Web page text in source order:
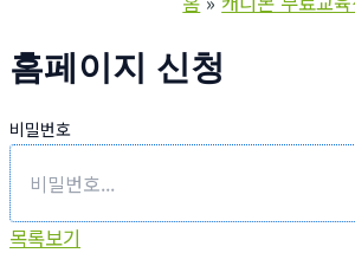
홈페이지 신청
비밀번호
목록보기